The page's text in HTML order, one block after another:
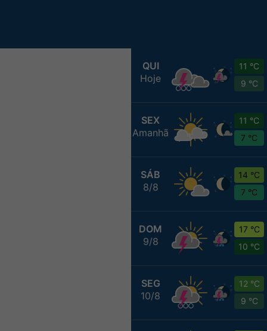
QUI
Hoje
11 °C
9 °C
SEX
Amanhã
11 °C
7 °C
SÁB
8/8
14 °C
7 °C
DOM
9/8
17 °C
10 °C
SEG
10/8
12 °C
9 °C